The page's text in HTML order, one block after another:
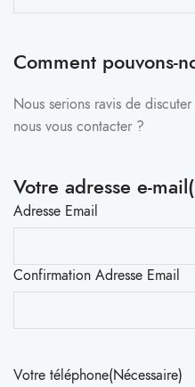
Comment pouvons-
Nous serions ravis de
nous vous contacter ?
Votre adresse e-mail
Adresse Email
Confirmation Adresse Email
Votre téléphone(Nécessaire)